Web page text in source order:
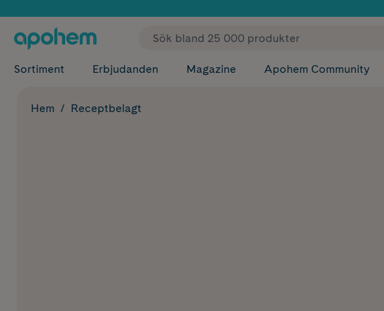
Sortiment Erbjudanden Magazine Apohem Community
Hem Receptbelagt